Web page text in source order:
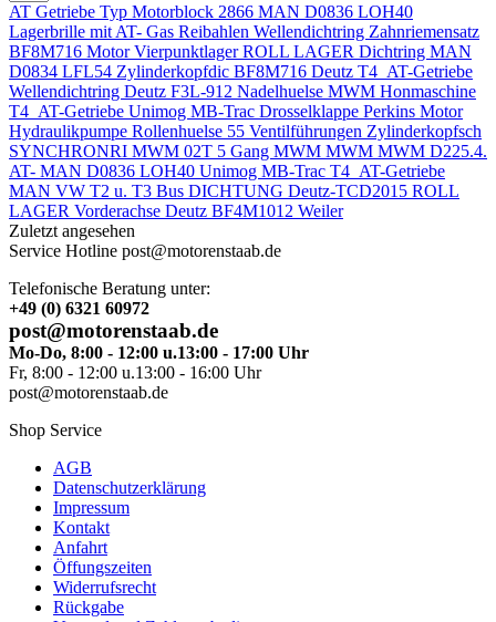
AT Getriebe Typ Motorblock 2866 MAN D0836 LOH40
Lagerbrille mit AT- Gas Reibahlen Wellendichtring Zahnriemensatz
BF8M716 MotorVierpunktlagerROLL LAGER Dichtring MAN
D0834 LFL54 Zylinderkopfdic BF8M716 Deutz T4_AT-Getriebe
Wellendichtring Deutz F3L-912 Nadelhuelse MWM Honmaschine
T4_AT-Getriebe Unimog MB-Trac Drosselklappe Perkins Motor
Hydraulikpumpe Rollenhuelse 55 Ventilführungen Zylinderkopfsch
SYNCHRONRI MWM 02T 5 Gang MWM MWM MWM D225.4.
AT- MAN D0836 LOH40 Unimog MB-Trac T4_AT-Getriebe
MAN VW T2 u. T3 Bus DICHTUNG Deutz-TCD2015 ROLL
LAGER Vorderachse Deutz BF4M1012 Weiler
Zuletzt angesehen
Service Hotline post@motorenstaab.de
Telefonische Beratung unter:
+49 (0) 6321 60972
post@motorenstaab.de
Mo-Do, 8:00 - 12:00 u.13:00 - 17:00 Uhr
Fr, 8:00 - 12:00 u.13:00 - 16:00 Uhr
post@motorenstaab.de
Shop Service
AGB
Datenschutzerklärung
Impressum
Kontakt
Anfahrt
Öffungszeiten
Widerrufsrecht
Rückgabe